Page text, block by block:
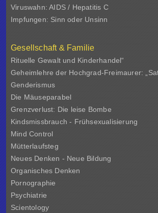
Viruswahn: AIDS / Hepatitis C
Impfungen: Sinn oder Unsinn
Gesellschaft & Familie
Rituelle Gewalt und Kinderhandel“
Geheimlehre der Hochgrad-Freimaurer:
Genderismus
Die Mäuseparabel
Grenzverlust: Die leise Bombe
Kindsmissbrauch - Frühsexualisierung
Mind Control
Mütterlaufsteg
Neues Denken - Neue Bildung
Organisches Denken
Pornographie
Psychiatrie
Scientology